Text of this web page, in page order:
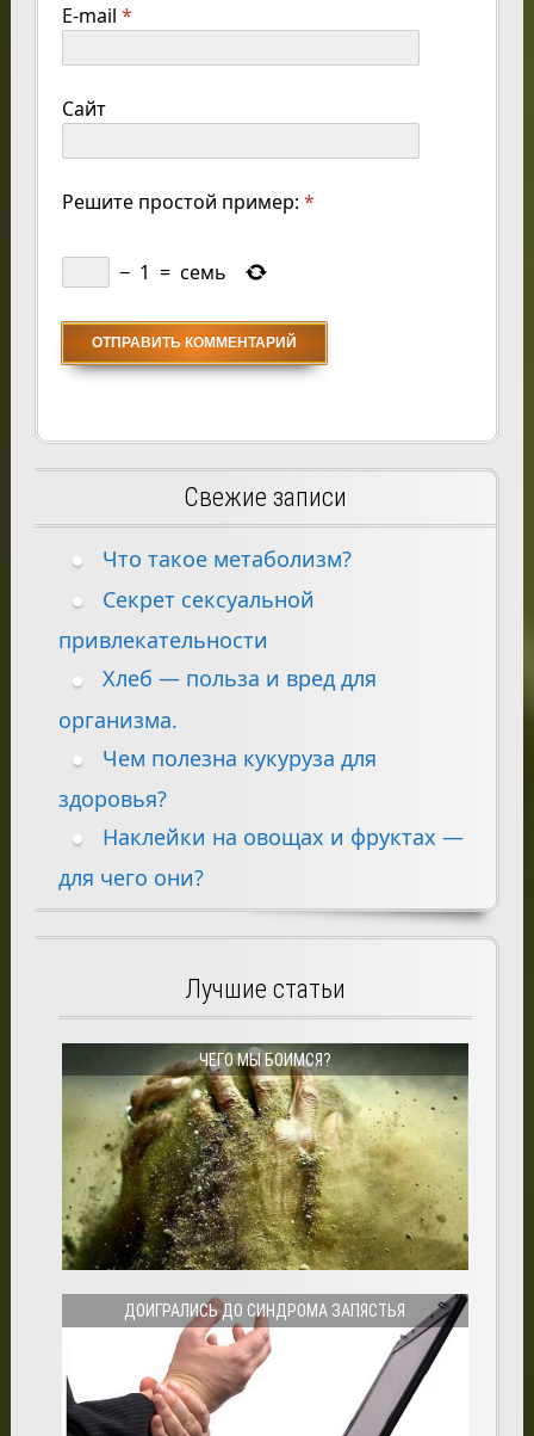
E-mail *
Сайт
Решите простой пример: *
− 1 = семь
Свежие записи
Что такое метаболизм?
Секрет сексуальной
привлекательности
Хлеб — польза и вред для
организма.
Чем полезна кукуруза для
здоровья?
Наклейки на овощах и фруктах —
для чего они?
Лучшие статьи
ЧЕГО МЫ БОИМСЯ?
ДОИГРАЛИСЬ ДО СИНДРОМА ЗАПЯСТЬЯ